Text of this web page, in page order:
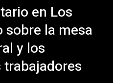
en Los
sobre la mesa
y los